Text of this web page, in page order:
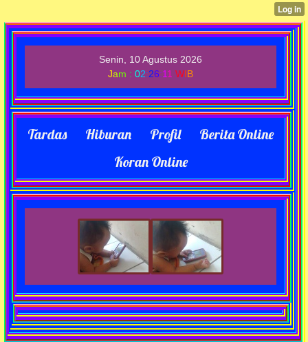
Senin, 10 Agustus 2026
Jam : 02:26:11 WIB
Tardas Hiburan Profil
Berita Online
Koran Online